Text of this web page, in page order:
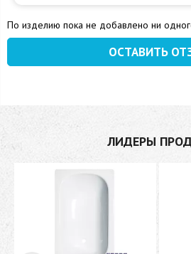
По изделию пока не добавлено ни
ОСТАВИТЬ
ЛИДЕРЫ